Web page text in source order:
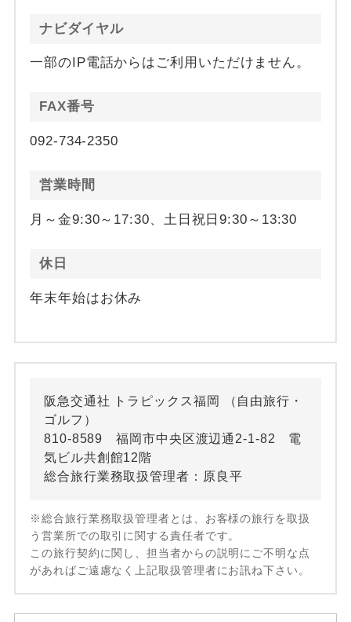
ナビダイヤル
一部のIP電話からはご利用いただけません。
FAX番号
092-734-2350
営業時間
月～金9:30～17:30、土日祝日9:30～13:30
休日
年末年始はお休み
阪急交通社 トラピックス福岡 （自由旅行・
ゴルフ）
810-8589 福岡市中央区渡辺通2-1-82 電
気ビル共創館12階
総合旅行業務取扱管理者：原良平
※総合旅行業務取扱管理者とは、お客様の旅行を取扱
う営業所での取引に関する責任者です。
この旅行契約に関し、担当者からの説明にご不明な点
があればご遠慮なく上記取扱管理者にお訊ね下さい。